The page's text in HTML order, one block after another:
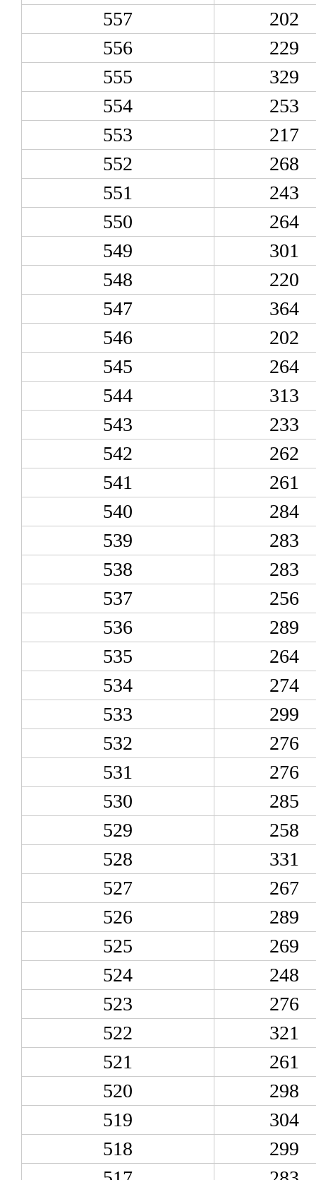
557
202
556
229
555
329
554
253
553
217
552
268
551
243
550
264
549
301
548
220
547
364
546
202
545
264
544
313
543
233
542
262
541
261
540
284
539
283
538
283
537
256
536
289
535
264
534
274
533
299
532
276
531
276
530
285
529
258
528
331
527
267
526
289
525
269
524
248
523
276
522
321
521
261
520
298
519
304
518
299